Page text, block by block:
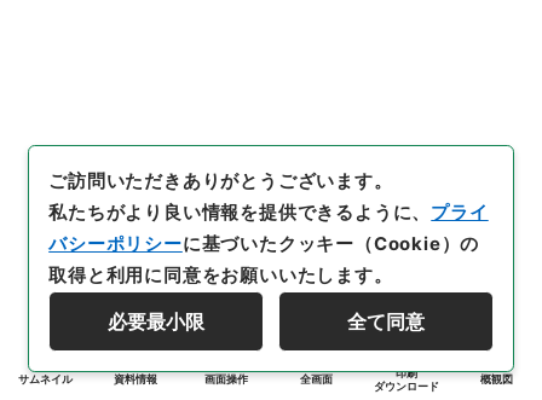
サムネイル 資料情報 画面操作 全画面
印刷
ダウンロード
概観図
ご訪問いただきありがとうございます。
私たちがより良い情報を提供できるように、 プライ
バシーポリシーに基づいたクッキー（Cookie）の
取得と利用に同意をお願いいたします。
必要最小限 全て同意